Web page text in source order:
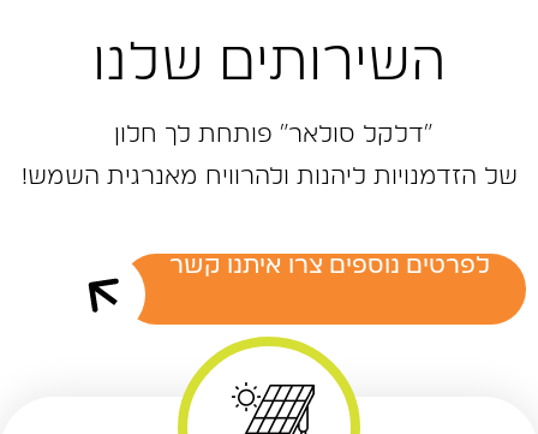
השירותים שלנו
״דלקל ‬סולאר״‭ ‬פותחת‭ ‬לך‭ ‬חלון‭ ‬
של‭ ‬הזדמנויות‭ ‬ליהנות‭ ‬ולהרוויח‭ ‬מאנרגית‭ ‬השמש‭!‬
לפרטים נוספים צרו איתנו קשר